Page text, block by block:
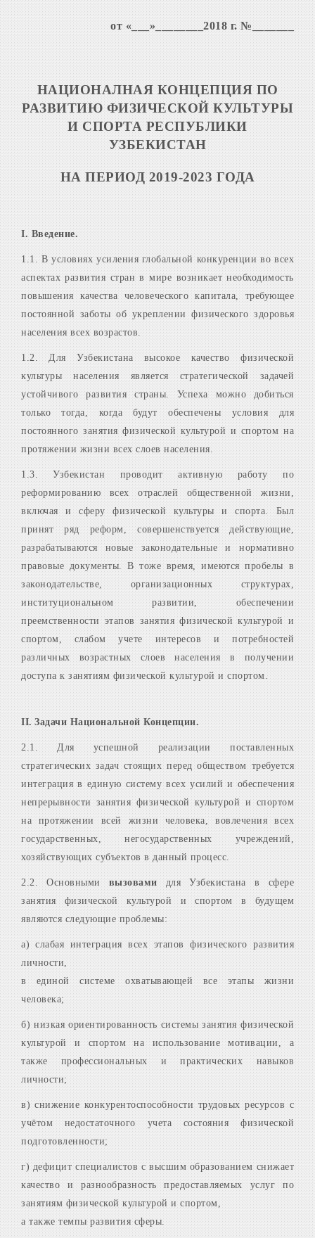
от « » ________2018 г. №_______
НАЦИОНАЛНАЯ КОНЦЕПЦИЯ ПО
РАЗВИТИЮ ФИЗИЧЕСКОЙ КУЛЬТУРЫ
И СПОРТА РЕСПУБЛИКИ
УЗБЕКИСТАН
НА ПЕРИОД 2019-2023 ГОДА
I. Введение.
1.1. В условиях усиления глобальной конкуренции во всех
аспектах развития стран в мире возникает необходимость
повышения качества человеческого капитала, требующее
постоянной заботы об укреплении физического здоровья
населения всех возрастов.
1.2. Для Узбекистана высокое качество физической
культуры населения является стратегической задачей
устойчивого развития страны. Успеха можно добиться
только тогда, когда будут обеспечены условия для
постоянного занятия физической культурой и спортом на
протяжении жизни всех слоев населения.
1.3. Узбекистан проводит активную работу по
реформированию всех отраслей общественной жизни,
включая и сферу физической культуры и спорта. Был
принят ряд реформ, совершенствуется действующие,
разрабатываются новые законодательные и нормативно
правовые документы. В тоже время, имеются пробелы в
законодательстве, организационных структурах,
институциональном развитии, обеспечении
преемственности этапов занятия физической культурой и
спортом, слабом учете интересов и потребностей
различных возрастных слоев населения в получении
доступа к занятиям физической культурой и спортом.
II. Задачи Национальной Концепции.
2.1. Для успешной реализации поставленных
стратегических задач стоящих перед обществом требуется
интеграция в единую систему всех усилий и обеспечения
непрерывности занятия физической культурой и спортом
на протяжении всей жизни человека, вовлечения всех
государственных, негосударственных учреждений,
хозяйствующих субъектов в данный процесс.
2.2. Основными вызовами для Узбекистана в сфере
занятия физической культурой и спортом в будущем
являются следующие проблемы:
а) слабая интеграция всех этапов физического развития
личности,
в единой системе охватывающей все этапы жизни
человека;
б) низкая ориентированность системы занятия физической
культурой и спортом на использование мотивации, а
также профессиональных и практических навыков
личности;
в) снижение конкурентоспособности трудовых ресурсов с
учётом недостаточного учета состояния физической
подготовленности;
г) дефицит специалистов с высшим образованием снижает
качество и разнообразность предоставляемых услуг по
занятиям физической культурой и спортом,
а также темпы развития сферы.